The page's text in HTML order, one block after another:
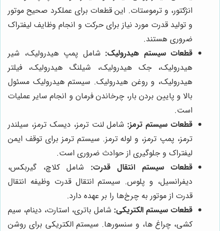
انژکتور، و ترموستات. این قطعات برای عملکرد صحیح موتور
و تولید قدرت مورد نیاز برای حرکت و انجام وظایف لیفتراک
ضروری هستند.
قطعات سیستم هیدرولیک: شامل پمپ هیدرولیک، شیر
هیدرولیک، جک هیدرولیک، شیلنگ هیدرولیک، فیلتر
هیدرولیک، و روغن هیدرولیک. سیستم هیدرولیک مسئول
بالا و پایین بردن بار، چرخاندن فرمان و انجام سایر عملیات
است.
قطعات سیستم ترمز: شامل لنت ترمز، دیسک ترمز، سیلندر
ترمز، پمپ ترمز، و لوله ترمز. سیستم ترمز برای توقف ایمن
لیفتراک و جلوگیری از حوادث ضروری است.
قطعات سیستم انتقال قدرت: شامل کلاچ، گیربکس،
دیفرانسیل، و پلوس. سیستم انتقال قدرت وظیفه انتقال
قدرت از موتور به چرخ‌ها را بر عهده دارد.
قطعات سیستم الکتریکی: شامل باتری، استارت، دینام، سیم
کشی، چراغ ها، و سنسورها. سیستم الکتریکی برای روشن